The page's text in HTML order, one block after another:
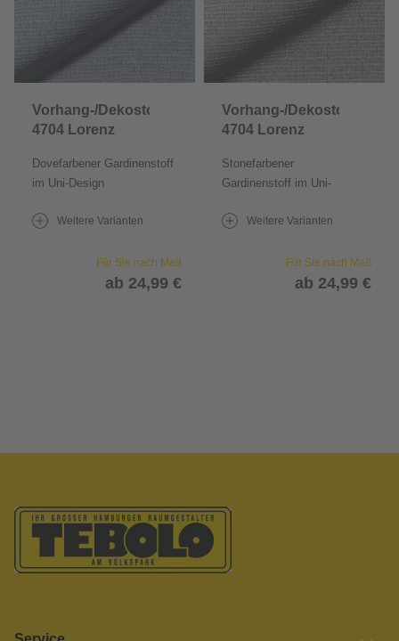
Vorhang-/Dekostoff
4704 Lorenz
Dovefarbener Gardinenstoff
im Uni-Design
Weitere Varianten
Für Sie nach Maß
ab 24,99 €
Vorhang-/Dekostoff
4704 Lorenz
Stonefarbener
Gardinenstoff im Uni-
Weitere Varianten
Für Sie nach Maß
ab 24,99 €